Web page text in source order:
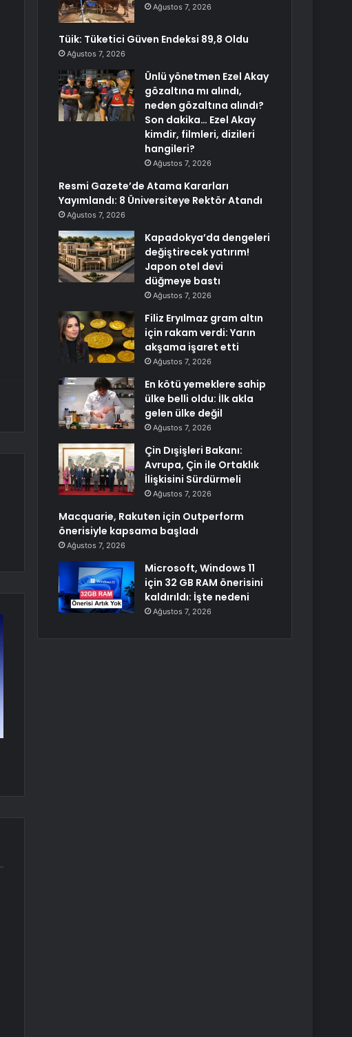
Ağustos 7, 2026
Tüik: Tüketici Güven Endeksi 89,8 Oldu
Ağustos 7, 2026
Ünlü yönetmen Ezel Akay
gözaltına mı alındı,
neden gözaltına alındı?
Son dakika… Ezel Akay
kimdir, filmleri, dizileri
hangileri?
Ağustos 7, 2026
Resmi Gazete’de Atama Kararları
Yayımlandı: 8 Üniversiteye Rektör Atandı
Ağustos 7, 2026
Kapadokya’da dengeleri
değiştirecek yatırım!
Japon otel devi
düğmeye bastı
Ağustos 7, 2026
Filiz Eryılmaz gram altın
için rakam verdi: Yarın
akşama işaret etti
Ağustos 7, 2026
En kötü yemeklere sahip
ülke belli oldu: İlk akla
gelen ülke değil
Ağustos 7, 2026
Çin Dışişleri Bakanı:
Avrupa, Çin ile Ortaklık
İlişkisini Sürdürmeli
Ağustos 7, 2026
Macquarie, Rakuten için Outperform
önerisiyle kapsama başladı
Ağustos 7, 2026
Microsoft, Windows 11
için 32 GB RAM önerisini
kaldırıldı: İşte nedeni
Ağustos 7, 2026